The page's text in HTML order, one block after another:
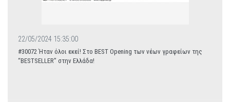
22/05/2024 15:35:00
#30072 Ήταν όλοι εκεί! Στο BEST Opening των νέων γραφείων της
“BESTSELLER” στην Ελλάδα!